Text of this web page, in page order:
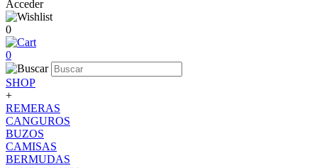
Acceder
0
0
SHOP
+
REMERAS
CANGUROS
BUZOS
CAMISAS
BERMUDAS